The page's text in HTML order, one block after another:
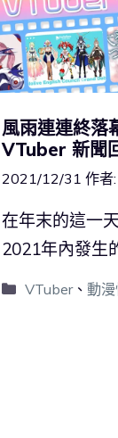
風雨連連終落
VTuber 新聞
2021/12/31 作者:
在年末的這一
2021年內發生
VTuber、 動